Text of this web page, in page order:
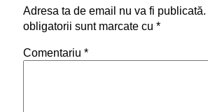
Adresa ta de email nu va fi publicată.
obligatorii sunt marcate cu *
Comentariu *